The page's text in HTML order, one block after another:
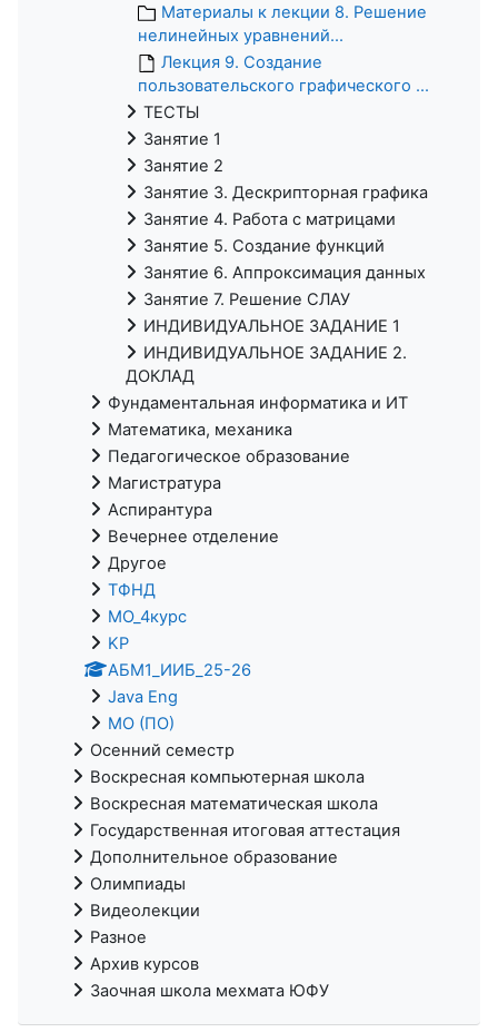
Материалы к лекции 8. Решение
нелинейных уравнений...
Лекция 9. Создание
пользовательского графического ...
ТЕСТЫ
Занятие 1
Занятие 2
Занятие 3. Дескрипторная графика
Занятие 4. Работа с матрицами
Занятие 5. Создание функций
Занятие 6. Аппроксимация данных
Занятие 7. Решение СЛАУ
ИНДИВИДУАЛЬНОЕ ЗАДАНИЕ 1
ИНДИВИДУАЛЬНОЕ ЗАДАНИЕ 2.
ДОКЛАД
Фундаментальная информатика и ИТ
Математика, механика
Педагогическое образование
Магистратура
Аспирантура
Вечернее отделение
Другое
ТФНД
МО_4курс
KP
АБМ1_ИИБ_25-26
Java Eng
МО (ПО)
Осенний семестр
Воскресная компьютерная школа
Воскресная математическая школа
Государственная итоговая аттестация
Дополнительное образование
Олимпиады
Видеолекции
Разное
Архив курсов
Заочная школа мехмата ЮФУ